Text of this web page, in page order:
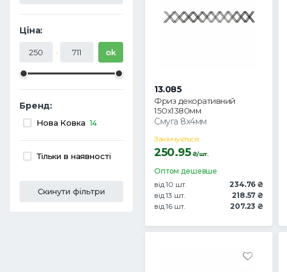
Ціна:
- ok
Бренд:
Нова Ковка 14
Тільки в наявності
Скинути фільтри
13.085
Фриз декоративний
150х1380мм
Смуга 8х4мм
Закінчується
250.95₴/шт.
Оптом дешевше
від 10 шт.
234.76 ₴
від 13 шт.
218.57 ₴
від 16 шт.
207.23 ₴